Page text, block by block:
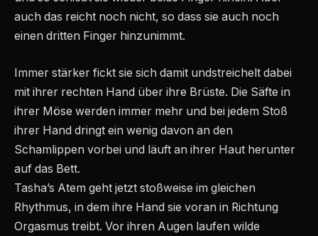
auch das reicht noch nicht, so dass sie auch noch
einen dritten Finger hinzunimmt.
Immer stärker fickt sie sich damit undstreichelt dabei
mit ihrer rechten Hand über ihre Brüste. Die Säfte in
ihrer Möse werden immer mehr und bei jedem Stoß
ihrer Hand dringt ein wenig davon an den
Schamlippen vorbei und läuft an ihrer Haut herunter
auf das Bett.
Tasha’s Atem geht jetzt stoßweise im gleichen
Rhythmus, in dem ihre Hand sie voran in Richtung
Orgasmus treibt. Vor ihren Augen laufen wilde